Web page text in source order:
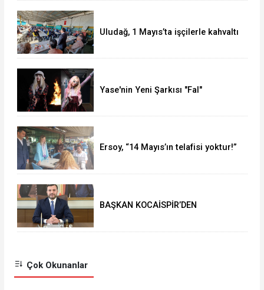
Uludağ, 1 Mayıs’ta işçilerle kahvaltı
Yase'nin Yeni Şarkısı "Fal"
Ersoy, “14 Mayıs’ın telafisi yoktur!”
BAŞKAN KOCAİSPİR’DEN
Çok Okunanlar